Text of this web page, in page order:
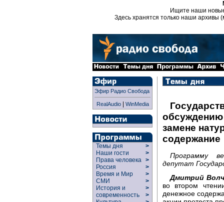
Ищите наши
Здесь хранятся только наши архивы
Эфир Радио Свобода
RealAudio| WinMedia
Темы дня
>
Наши гости
>
Права человека >
Россия
>
Время и Мир
>
СМИ
>
История и
современность
>
>
обсуждению
замене
содержание
Программу
депутат
Дмитрий
во втором
денежное